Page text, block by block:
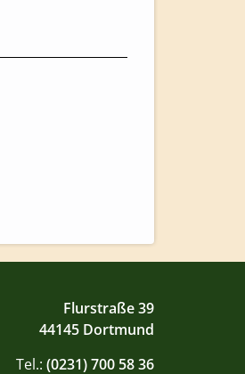
Flurstraße 39
44145 Dortmund
Tel.: (0231) 700 58 36